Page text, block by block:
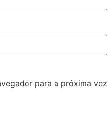
para a próxima vez